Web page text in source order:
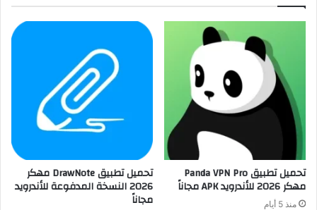
تحميل تطبيق Panda VPN Pro
مهكر 2026 للأندرويد APK مجاناً
منذ 5 أيام
تحميل تطبيق DrawNote مهكر
2026 النسخة المدفوعة للأندرويد
مجاناً